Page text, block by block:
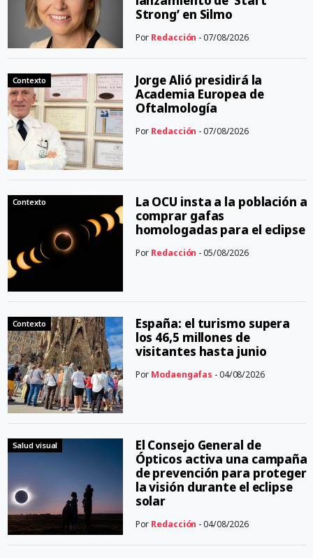
Strong’ en Silmo
Por Redacción - 07/08/2026
Contexto
Jorge Alió presidirá la
Academia Europea de
Oftalmología
Por Redacción - 07/08/2026
Contexto
La OCU insta a la población a
comprar gafas
homologadas para el eclipse
Por Redacción - 05/08/2026
Contexto
España: el turismo supera
los 46,5 millones de
visitantes hasta junio
Por Modaengafas - 04/08/2026
Salud visual
El Consejo General de
Ópticos activa una campaña
de prevención para proteger
la visión durante el eclipse
solar
Por Redacción - 04/08/2026